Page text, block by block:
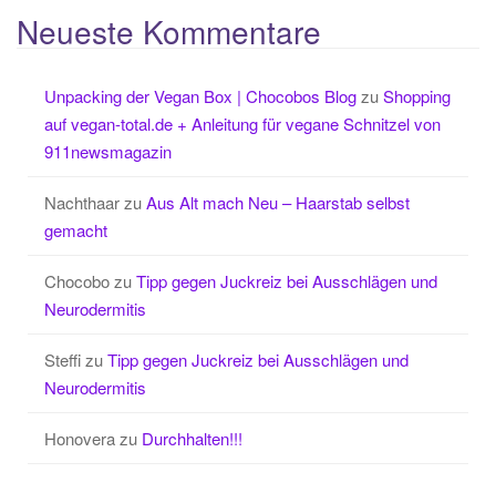
Neueste Kommentare
Unpacking der Vegan Box | Chocobos BlogzuShopping
auf vegan-total.de + Anleitung für vegane Schnitzel von
911newsmagazin
NachthaarzuAus Alt mach Neu – Haarstab selbst
gemacht
ChocobozuTipp gegen Juckreiz bei Ausschlägen und
Neurodermitis
SteffizuTipp gegen Juckreiz bei Ausschlägen und
Neurodermitis
Honoverazu Durchhalten!!!